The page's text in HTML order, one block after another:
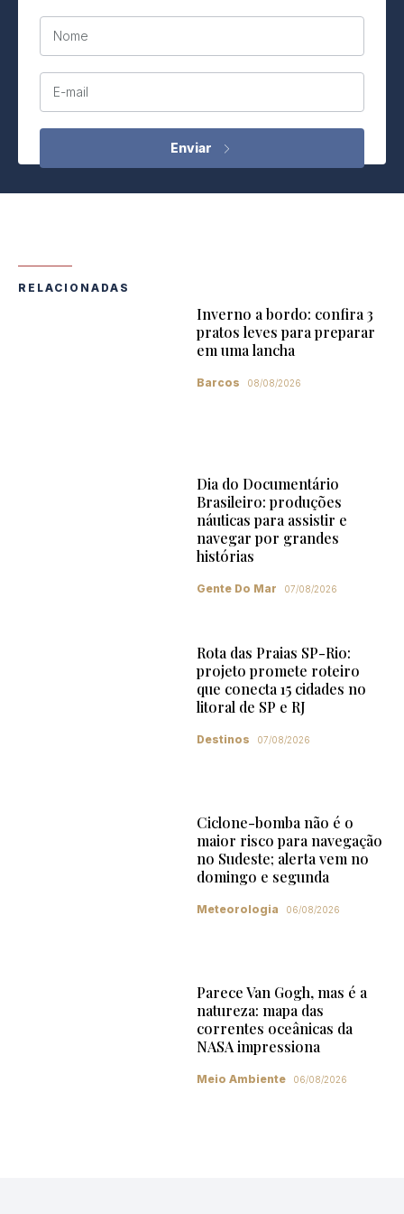
Nome
E-mail
RELACIONADAS
Inverno a bordo: confira 3
pratos leves para preparar
em uma lancha
Barcos 08/08/2026
Dia do Documentário
Brasileiro: produções
náuticas para assistir e
navegar por grandes
histórias
Gente Do Mar 07/08/2026
Rota das Praias SP-Rio:
projeto promete roteiro
que conecta 15 cidades no
litoral de SP e RJ
Destinos 07/08/2026
Ciclone-bomba não é o
maior risco para navegação
no Sudeste; alerta vem no
domingo e segunda
Meteorologia 06/08/2026
Parece Van Gogh, mas é a
natureza: mapa das
correntes oceânicas da
NASA impressiona
Meio Ambiente 06/08/2026